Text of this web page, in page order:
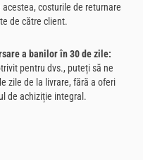
costurile de returnare
de către client.
a banilor în 30 de zile:
pentru dvs., puteți să ne
zile de la livrare, fără a oferi
de achiziție integral.